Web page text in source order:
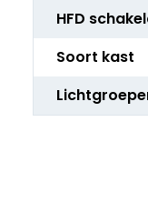
HFD
Soort kast